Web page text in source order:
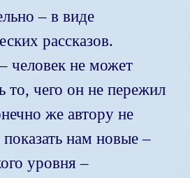
– в виде
рассказов.
человек не может
то, чего он не пережил
же автору не
нам новые –
уровня –